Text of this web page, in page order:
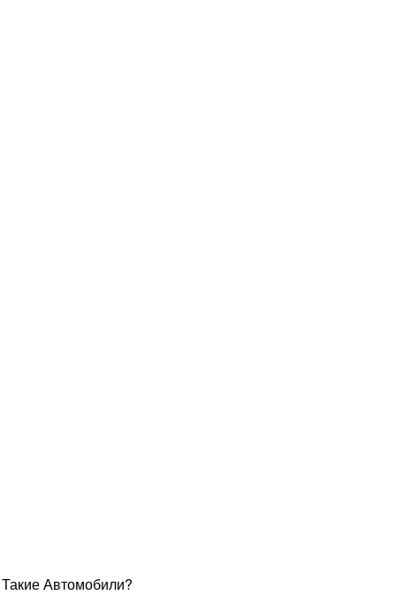
Автомобили?